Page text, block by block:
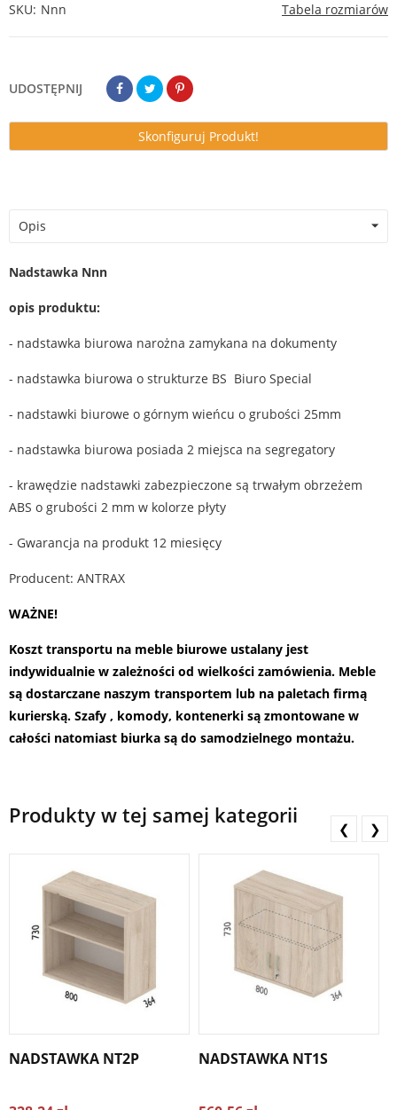
Tabela rozmiarów
SKU Nnn
UDOSTĘPNIJ
Skonfiguruj Produkt!
Opis
Nadstawka Nnn
opis produktu:
- nadstawka biurowa narożna zamykana na dokumenty
- nadstawka biurowa o strukturze BS Biuro Special
- nadstawki biurowe o górnym wieńcu o grubości 25mm
- nadstawka biurowa posiada 2 miejsca na segregatory
- krawędzie nadstawki zabezpieczone są trwałym obrzeżem
ABS o grubości 2 mm w kolorze płyty
- Gwarancja na produkt 12 miesięcy
Producent: ANTRAX
WAŻNE!
Koszt transportu na meble biurowe ustalany jest
indywidualnie w zależności od wielkości zamówienia. Meble
są dostarczane naszym transportem lub na paletach firmą
kurierską. Szafy , komody, kontenerki są zmontowane w
całości natomiast biurka są do samodzielnego montażu.
Produkty w tej samej kategorii
NADSTAWKA NT2P NADSTAWKA NT1S
❮ ❯